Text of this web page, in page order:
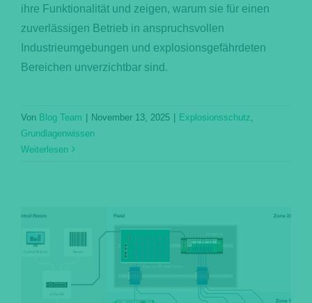
ihre Funktionalität und zeigen, warum sie für einen
zuverlässigen Betrieb in anspruchsvollen
Industrieumgebungen und explosionsgefährdeten
Bereichen unverzichtbar sind.
Von Blog Team November 13, 2025 Explosionsschutz
Grundlagenwissen
Weiterlesen